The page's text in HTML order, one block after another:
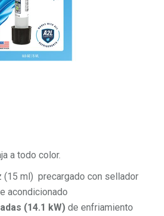
a todo color.
(15 ml) precargado con sellador
acondicionado
(14.1 kW) de enfriamiento